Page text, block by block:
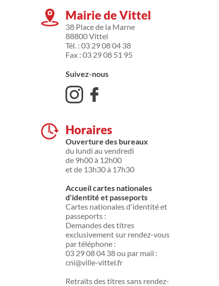
Mairie de Vittel
38 Place de la Marne
88800 Vittel
Tél. : 03 29 08 04 38
Fax : 03 29 08 51 95
Suivez-nous
Horaires
Ouverture des bureaux
du lundi au vendredi
de 9h00 à 12h00
et de 13h30 à 17h30
Accueil cartes nationales
d'identité et passeports
Cartes nationales d'identité et
passeports :
Demandes des titres
exclusivement sur rendez-vous
par téléphone :
03 29 08 04 38 ou par mail :
cni@ville-vittel.fr
Retraits des titres sans rendez-